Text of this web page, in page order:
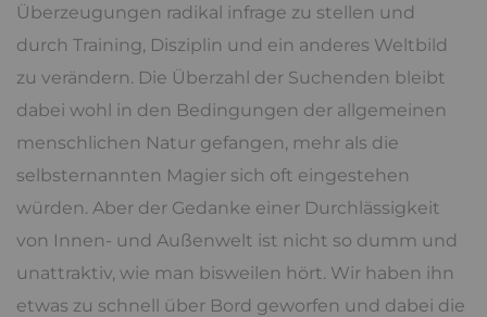
Überzeugungen radikal infrage zu stellen und
durch Training, Disziplin und ein anderes Weltbild
zu verändern. Die Überzahl der Suchenden bleibt
dabei wohl in den Bedingungen der allgemeinen
menschlichen Natur gefangen, mehr als die
selbsternannten Magier sich oft eingestehen
würden. Aber der Gedanke einer Durchlässigkeit
von Innen- und Außenwelt ist nicht so dumm und
unattraktiv, wie man bisweilen hört. Wir haben ihn
etwas zu schnell über Bord geworfen und dabei die